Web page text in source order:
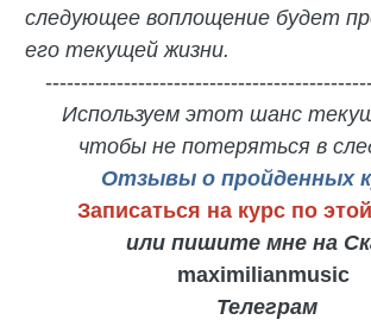
следующее воплощение будет
его текущей жизни.
Используем этот шанс
чтобы не потеряться в
Отзывы о пройденных
Записаться на курс по
или пишите мне на
maximilianmusic
Телеграм